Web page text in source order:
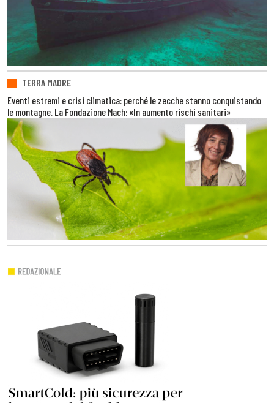
TERRA MADRE
Eventi estremi e crisi climatica: perché le zecche stanno conquistando
le montagne. La Fondazione Mach: «In aumento rischi sanitari»